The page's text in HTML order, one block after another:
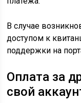
В случае
доступом к
поддержки на
Оплата за
свой